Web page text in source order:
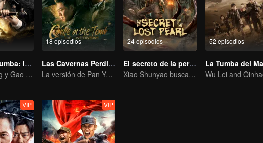
Vela en la Tumba: Ira de Tiempo
Pan Yueming y Gao Weiguang revelan los secretos misteriosos
18 episodios
Las Cavernas Perdidas
La versión de Pan YueMing de Hu Bayi lidera la aventura
24 episodios
El secreto de la perla perdida
Xiao Shunyao busca un tesoro para romper la maldición de sangre
52 episodios
La Tumba del
VIP VIP